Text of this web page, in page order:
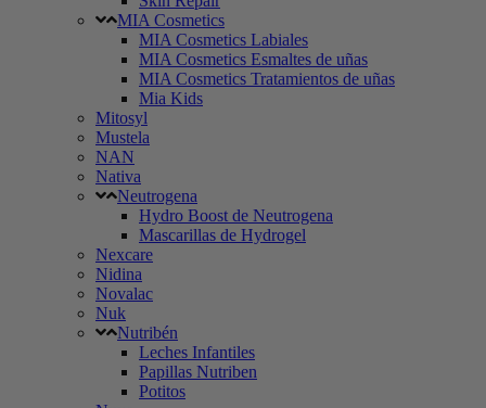
MIA Cosmetics
MIA Cosmetics Labiales
MIA Cosmetics Esmaltes de uñas
MIA Cosmetics Tratamientos de uñas
Mia Kids
Mitosyl
Mustela
NAN
Nativa
Neutrogena
Hydro Boost de Neutrogena
Mascarillas de Hydrogel
Nexcare
Nidina
Novalac
Nuk
Nutribén
Leches Infantiles
Papillas Nutriben
Potitos